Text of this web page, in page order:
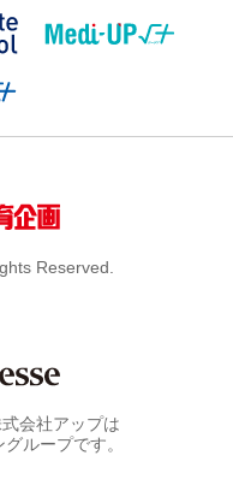
Reserved.
会社アップは
ループです。